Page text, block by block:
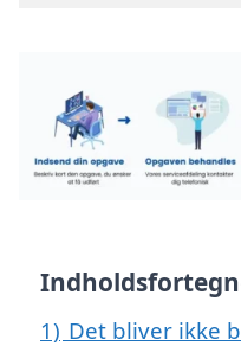
1) Det bliver ikke